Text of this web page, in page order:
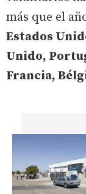
más que el
Estados
Unido,
Francia,